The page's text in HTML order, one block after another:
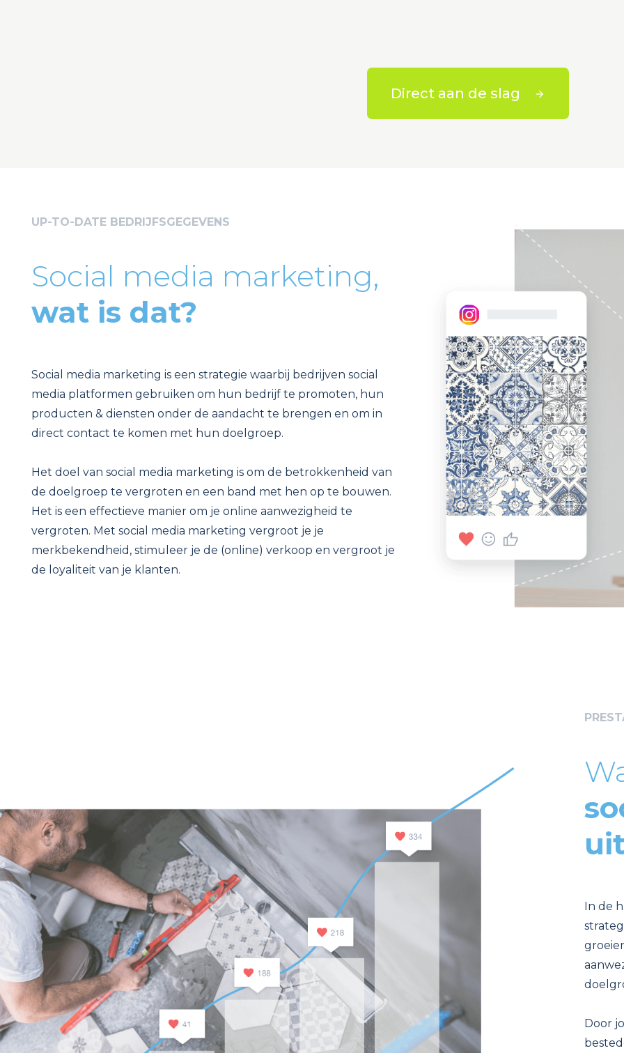
Direct aan de slag
UP-TO-DATE BEDRIJFSGEGEVENS
Social media marketing,
wat is dat?
Social media marketing is een strategie waarbij bedrijven social
media platformen gebruiken om hun bedrijf te promoten, hun
producten & diensten onder de aandacht te brengen en om in
direct contact te komen met hun doelgroep.
Het doel van social media marketing is om de betrokkenheid van
de doelgroep te vergroten en een band met hen op te bouwen.
Het is een effectieve manier om je online aanwezigheid te
vergroten. Met social media marketing vergroot je je
merkbekendheid, stimuleer je de (online) verkoop en vergroot je
de loyaliteit van je klanten.
In de
Door